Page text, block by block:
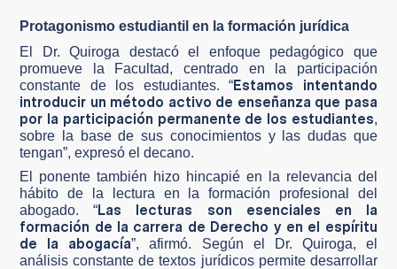
Protagonismo estudiantil en la formación jurídica
El Dr. Quiroga destacó el enfoque pedagógico que
promueve la Facultad, centrado en la participación
constante de los estudiantes. “Estamos intentando
introducir un método activo de enseñanza que pasa
por la participación permanente de los estudiantes,
sobre la base de sus conocimientos y las dudas que
tengan”, expresó el decano.
El ponente también hizo hincapié en la relevancia del
hábito de la lectura en la formación profesional del
abogado. “Las lecturas son esenciales en la
formación de la carrera de Derecho y en el espíritu
de la abogacía”, afirmó. Según el Dr. Quiroga, el
análisis constante de textos jurídicos permite desarrollar